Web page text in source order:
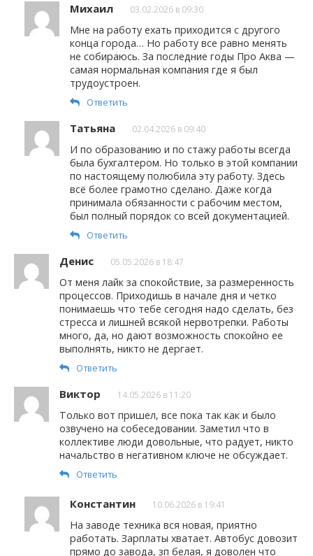
Михаил 03.02.2026 в 09:30
Мне на работу ехать приходится с другого
конца города… Но работу все равно менять
не собираюсь. За последние годы Про Аква —
самая нормальная компания где я был
трудоустроен.
Ответить
Татьяна 02.04.2026 в 09:40
И по образованию и по стажу работы всегда
была бухгалтером. Но только в этой компании
по настоящему полюбила эту работу. Здесь
всё более грамотно сделано. Даже когда
принимала обязанности с рабочим местом,
был полный порядок со всей документацией.
Ответить
Денис 05.05.2026 в 18:47
От меня лайк за спокойствие, за размеренность
процессов. Приходишь в начале дня и четко
понимаешь что тебе сегодня надо сделать, без
стресса и лишней всякой нервотрепки. Работы
много, да, но дают возможность спокойно ее
выполнять, никто не дергает.
Ответить
Виктор 14.05.2026 в 11:20
Только вот пришел, все пока так как и было
озвучено на собеседовании. Заметил что в
коллективе люди довольные, что радует, никто
начальство в негативном ключе не обсуждает.
Ответить
Константин 10.06.2026 в 19:41
На заводе техника вся новая, приятно
работать. Зарплаты хватает. Автобус довозит
прямо до завода, зп белая, я доволен что